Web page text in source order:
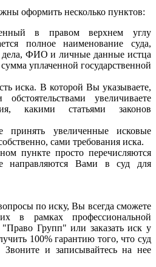
оформить несколько пунктов:
в правом верхнем углу
полное наименование суда,
дела, ФИО и личные данные истца
уплаченной государственной
иска. В которой Вы указываете,
увеличиваете
какими статьями законов
принять увеличенные исковые
сами требования иска.
пункте просто перечисляются
направляются Вами в суд для
по иску, Вы всегда сможете
в рамках профессиональной
Групп" или заказать иск у
100% гарантию того, что суд
и записывайтесь на нее